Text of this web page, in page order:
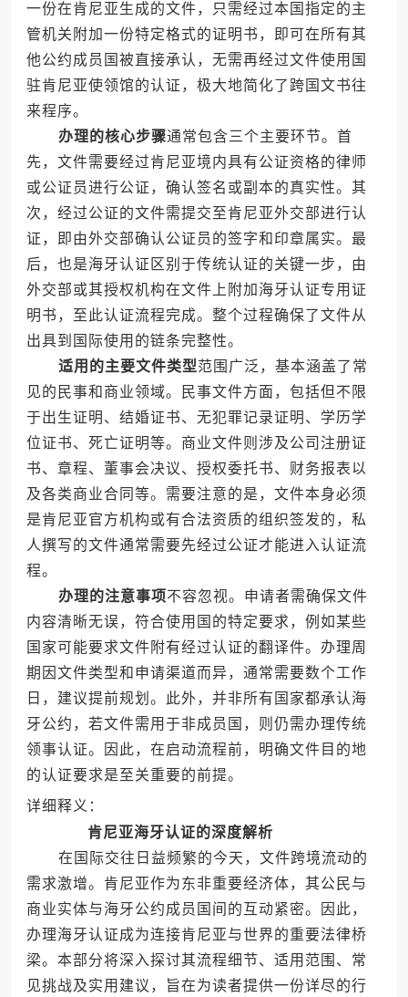
一份在肯尼亚生成的文件，只需经过本国指定的主
管机关附加一份特定格式的证明书，即可在所有其
他公约成员国被直接承认，无需再经过文件使用国
驻肯尼亚使领馆的认证，极大地简化了跨国文书往
来程序。
办理的核心步骤通常包含三个主要环节。首
先，文件需要经过肯尼亚境内具有公证资格的律师
或公证员进行公证，确认签名或副本的真实性。其
次，经过公证的文件需提交至肯尼亚外交部进行认
证，即由外交部确认公证员的签字和印章属实。最
后，也是海牙认证区别于传统认证的关键一步，由
外交部或其授权机构在文件上附加海牙认证专用证
明书，至此认证流程完成。整个过程确保了文件从
出具到国际使用的链条完整性。
适用的主要文件类型范围广泛，基本涵盖了常
见的民事和商业领域。民事文件方面，包括但不限
于出生证明、结婚证书、无犯罪记录证明、学历学
位证书、死亡证明等。商业文件则涉及公司注册证
书、章程、董事会决议、授权委托书、财务报表以
及各类商业合同等。需要注意的是，文件本身必须
是肯尼亚官方机构或有合法资质的组织签发的，私
人撰写的文件通常需要先经过公证才能进入认证流
程。
办理的注意事项不容忽视。申请者需确保文件
内容清晰无误，符合使用国的特定要求，例如某些
国家可能要求文件附有经过认证的翻译件。办理周
期因文件类型和申请渠道而异，通常需要数个工作
日，建议提前规划。此外，并非所有国家都承认海
牙公约，若文件需用于非成员国，则仍需办理传统
领事认证。因此，在启动流程前，明确文件目的地
的认证要求是至关重要的前提。
详细释义：
肯尼亚海牙认证的深度解析
在国际交往日益频繁的今天，文件跨境流动的
需求激增。肯尼亚作为东非重要经济体，其公民与
商业实体与海牙公约成员国间的互动紧密。因此，
办理海牙认证成为连接肯尼亚与世界的重要法律桥
梁。本部分将深入探讨其流程细节、适用范围、常
见挑战及实用建议，旨在为读者提供一份详尽的行